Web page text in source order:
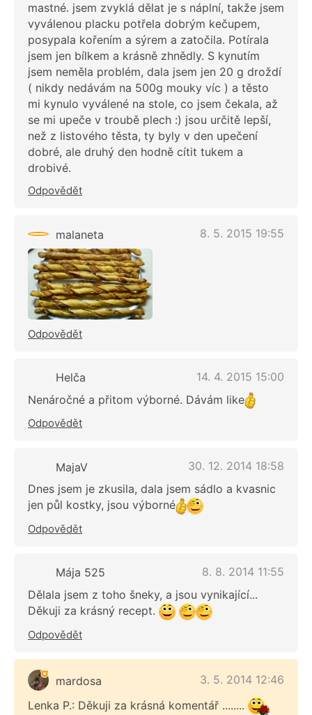
mastné. jsem zvyklá dělat je s náplní, takže jsem
vyválenou placku potřela dobrým kečupem,
posypala kořením a sýrem a zatočila. Potírala
jsem jen bílkem a krásně zhnědly. S kynutím
jsem neměla problém, dala jsem jen 20 g droždí
( nikdy nedávám na 500g mouky víc ) a těsto
mi kynulo vyválené na stole, co jsem čekala, až
se mi upeče v troubě plech :) jsou určitě lepší,
než z listového těsta, ty byly v den upečení
dobré, ale druhý den hodně cítit tukem a
drobivé.
Odpovědět
malaneta 8. 5. 2015 19:55
Odpovědět
Helča
14. 4. 2015 15:00
Nenáročné a přitom výborné. Dávám like
Odpovědět
MajaV
30. 12. 2014 18:58
Dnes jsem je zkusila, dala jsem sádlo a kvasnic
jen půl kostky, jsou výborné
Odpovědět
Mája 525
8. 8. 2014 11:55
Dělala jsem z toho šneky, a jsou vynikající...
Děkuji za krásný recept.
Odpovědět
mardosa
3. 5. 2014 12:46
Lenka P.: Děkuji za krásná komentář ........